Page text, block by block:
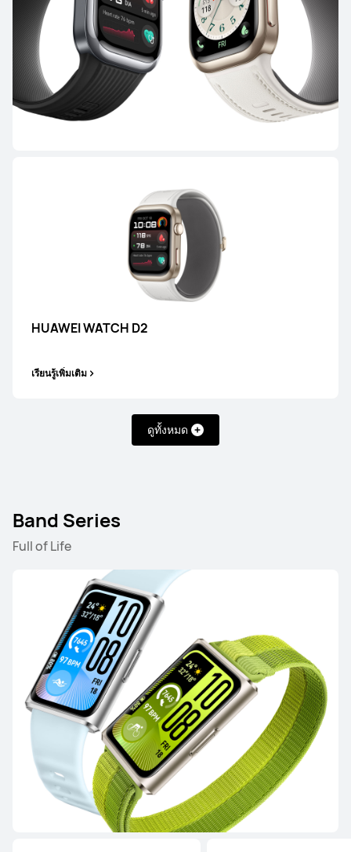
HUAWEI WATCH D2
เรียนรู้เพิ่มเติม
ดูทั้งหมด
Band Series
Full of Life
WATCH GT Series
HUAWEI WATCH GT Runner 2
เรียนรู้เพิ่มเติม
HUAWEI WATCH GT 6
เรียนรู้เพิ่มเติม